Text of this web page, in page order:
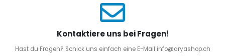
Kontaktiere uns bei Fragen!
Hast du Fragen? Schick uns einfach eine E-Mail info@aryashop.ch